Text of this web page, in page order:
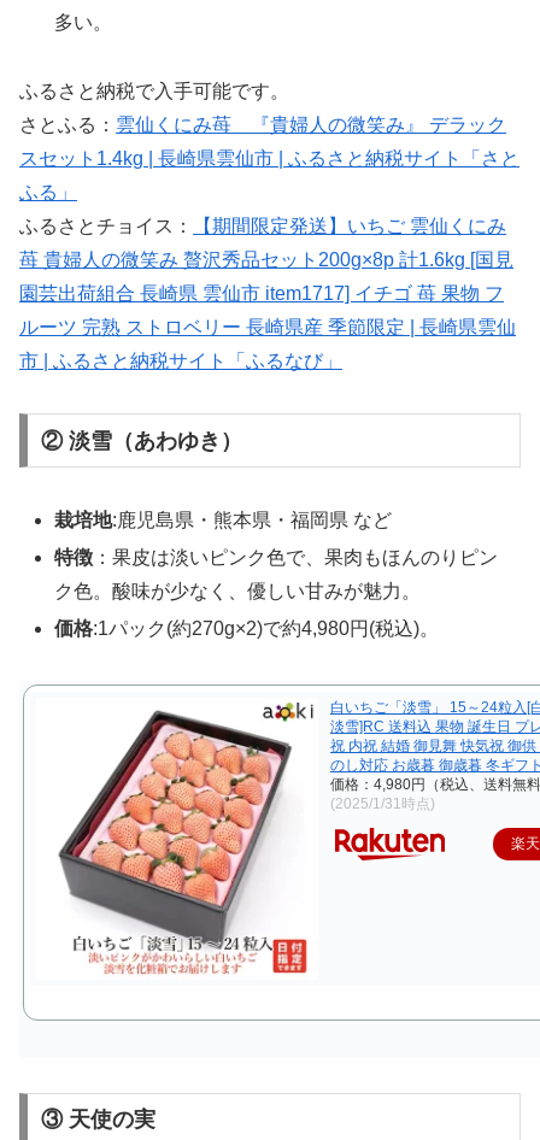
多い。
ふるさと納税で入手可能です。
さとふる： 雲仙くにみ苺 『貴婦人の微笑み』 デラック
スセット1.4kg | 長崎県雲仙市 | ふるさと納税サイト「さと
ふる」
ふるさとチョイス：
【期間限定発送】いちご 雲仙くにみ
苺 貴婦人の微笑み 贅沢秀品セット200g×8p 計1.6kg [国見
園芸出荷組合 長崎県 雲仙市 item1717] イチゴ 苺 果物 フ
ルーツ 完熟 ストロベリー 長崎県産 季節限定 | 長崎県雲仙
市 | ふるさと納税サイト「ふるなび」
② 淡雪（あわゆき）
栽培地:鹿児島県・熊本県・福岡県 など
特徴 ：果皮は淡いピンク色で、果肉もほんのりピン
ク色。酸味が少なく、優しい甘みが魅力。
価格:1パック(約270g×2)で約4,980円(税込)。
白いちご「淡雪」 15～24粒
淡雪]RC 送料込 果物 誕生日 プ
祝 内祝 結婚 御見舞 快気祝 御
のし対応 お歳暮 御歳暮 冬ギフ
価格：4,980円（税込、送料無
(2025/1/31時点)
楽
③ 天使の実